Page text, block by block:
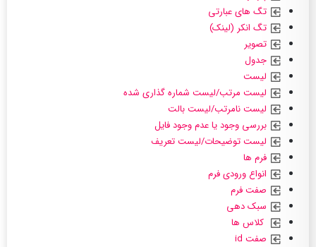
تگ های عبارتی
تگ انکر (لینک)
تصویر
جدول
لیست
لیست مرتب/لیست شماره گذاری شده
لیست نامرتب/لیست بالت
بررسی وجود یا عدم وجود فایل
لیست توضیحات/لیست تعریف
فرم ها
انواع ورودی فرم
صفت فرم
سبک دهی
کلاس ها
صفت id